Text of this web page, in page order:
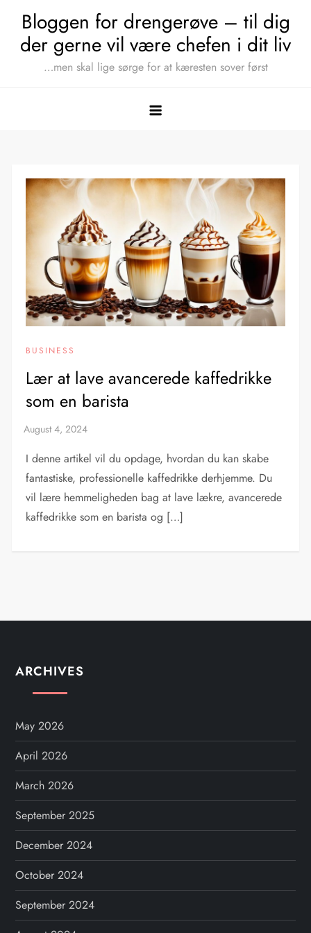
content
Bloggen for drengerøve – til dig
der gerne vil være chefen i dit liv
…men skal lige sørge for at kæresten sover først
BUSINESS
Lær at lave avancerede kaffedrikke
som en barista
I denne artikel vil du opdage, hvordan du kan skabe
fantastiske, professionelle kaffedrikke derhjemme. Du
vil lære hemmeligheden bag at lave lækre, avancerede
kaffedrikke som en barista og […]
ARCHIVES
May 2026
April 2026
March 2026
September 2025
December 2024
October 2024
September 2024